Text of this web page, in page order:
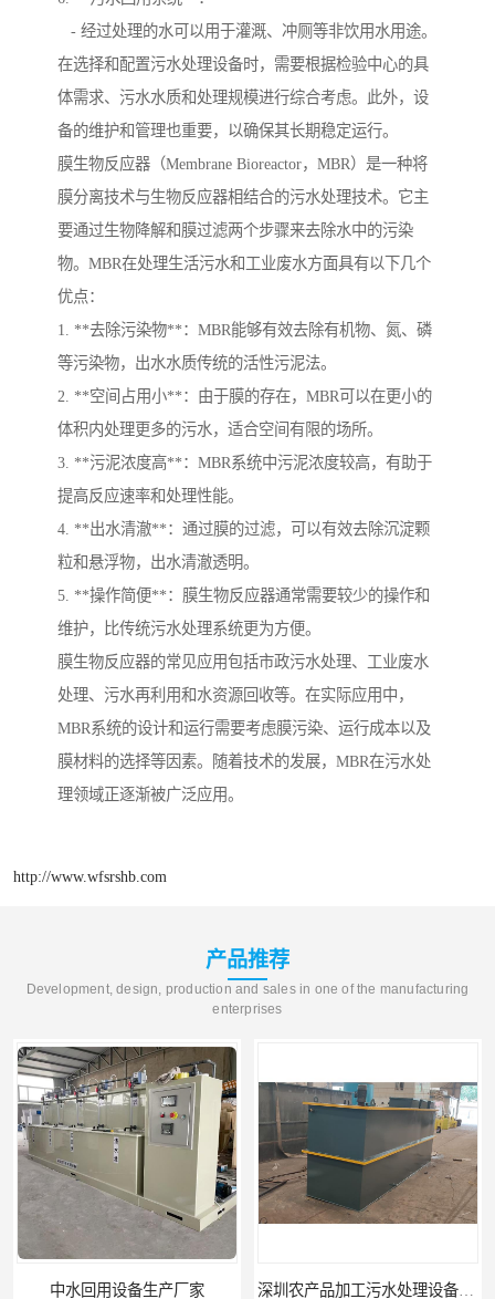
- 经过处理的水可以用于灌溉、冲厕等非饮用水用途。
在选择和配置污水处理设备时，需要根据检验中心的具
体需求、污水水质和处理规模进行综合考虑。此外，设
备的维护和管理也重要，以确保其长期稳定运行。
膜生物反应器（Membrane Bioreactor，MBR）是一种将
膜分离技术与生物反应器相结合的污水处理技术。它主
要通过生物降解和膜过滤两个步骤来去除水中的污染
物。MBR在处理生活污水和工业废水方面具有以下几个
优点：
1. **去除污染物**：MBR能够有效去除有机物、氮、磷
等污染物，出水水质传统的活性污泥法。
2. **空间占用小**：由于膜的存在，MBR可以在更小的
体积内处理更多的污水，适合空间有限的场所。
3. **污泥浓度高**：MBR系统中污泥浓度较高，有助于
提高反应速率和处理性能。
4. **出水清澈**：通过膜的过滤，可以有效去除沉淀颗
粒和悬浮物，出水清澈透明。
5. **操作简便**：膜生物反应器通常需要较少的操作和
维护，比传统污水处理系统更为方便。
膜生物反应器的常见应用包括市政污水处理、工业废水
处理、污水再利用和水资源回收等。在实际应用中，
MBR系统的设计和运行需要考虑膜污染、运行成本以及
膜材料的选择等因素。随着技术的发展，MBR在污水处
理领域正逐渐被广泛应用。
http://www.wfsrshb.com
产品推荐
Development, design, production and sales in one of the manufacturing
enterprises
中水回用设备生产厂家 深圳农产品加工污水处理设备厂家